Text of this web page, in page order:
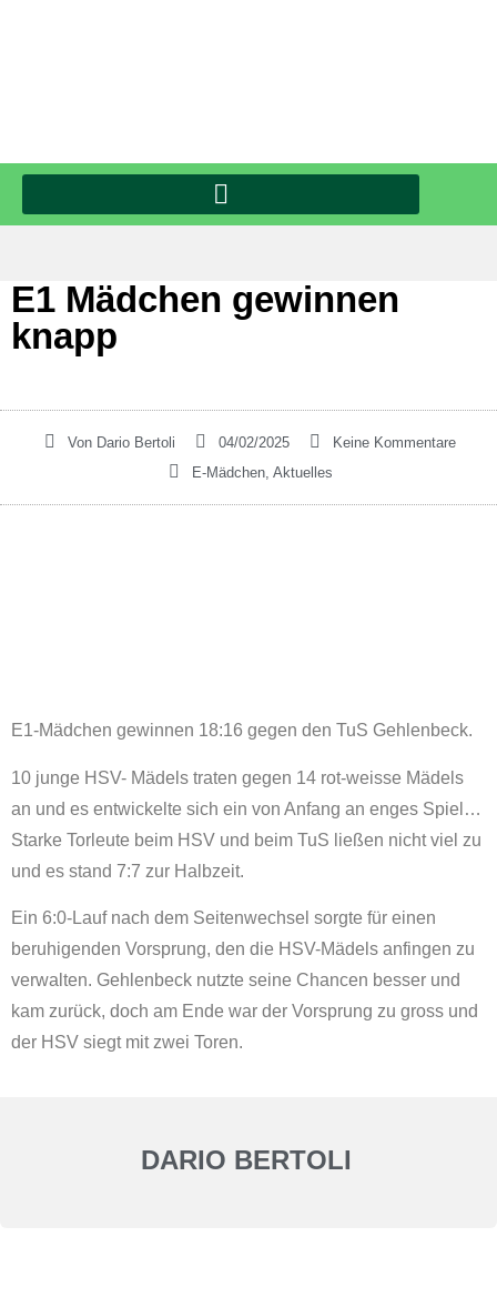
E1 Mädchen gewinnen
knapp
Von Dario Bertoli 04/02/2025
Keine Kommentare
E-Mädchen, Aktuelles
E1-Mädchen gewinnen 18:16 gegen den TuS Gehlenbeck.
10 junge HSV- Mädels traten gegen 14 rot-weisse Mädels
an und es entwickelte sich ein von Anfang an enges Spiel…
Starke Torleute beim HSV und beim TuS ließen nicht viel zu
und es stand 7:7 zur Halbzeit.
Ein 6:0-Lauf nach dem Seitenwechsel sorgte für einen
beruhigenden Vorsprung, den die HSV-Mädels anfingen zu
verwalten. Gehlenbeck nutzte seine Chancen besser und
kam zurück, doch am Ende war der Vorsprung zu gross und
der HSV siegt mit zwei Toren.
DARIO BERTOLI